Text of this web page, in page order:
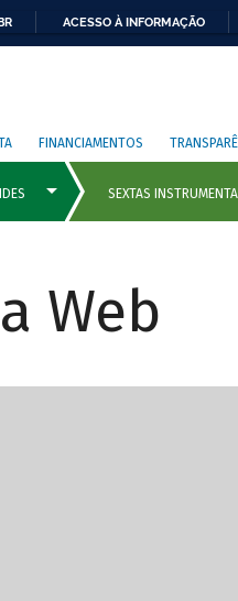
ACESSO À INFORMAÇÃO
FINANCIAMENTOS
Web